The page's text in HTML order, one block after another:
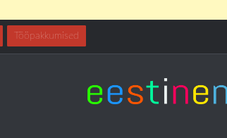
Tööpakkumised